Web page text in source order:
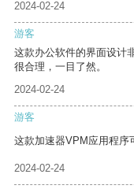
2024-02-24
游客
这款办公软件的界面设计
很合理，一目了然。
2024-02-24
游客
这款加速器VPM应用程序
2024-02-24